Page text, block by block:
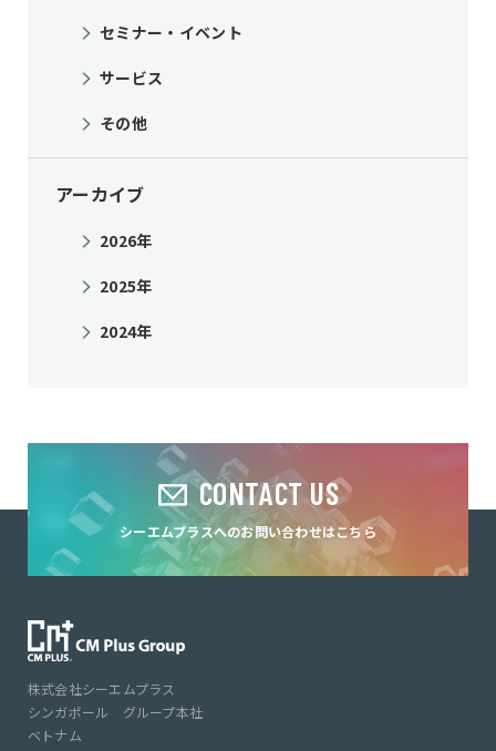
セミナー・イベント
サービス
その他
アーカイブ
2026年
2025年
2024年
CONTACT US
シーエムプラスへのお問い合わせはこちら
株式会社シーエムプラス
シンガポール グループ本社
ベトナム